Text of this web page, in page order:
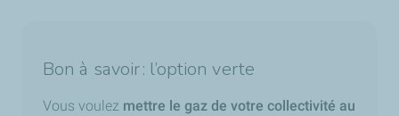
Bon à savoir : l’option verte
Vous voulez mettre le gaz de votre collectivité au